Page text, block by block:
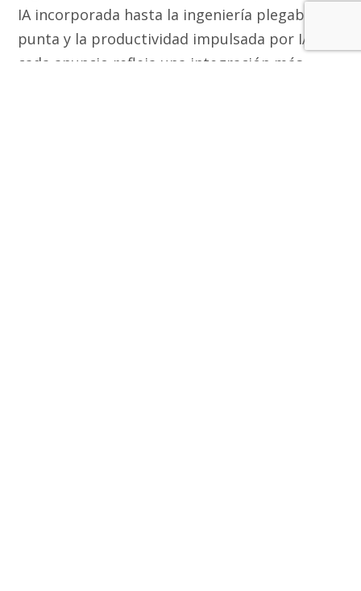
IA incorporada hasta la ingeniería plegable de
punta y la productividad impulsada por IA,
cada anuncio refleja una integración más